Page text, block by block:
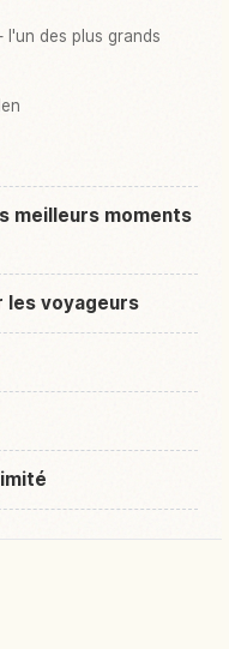
l'un des plus grands
meilleurs moments
les voyageurs